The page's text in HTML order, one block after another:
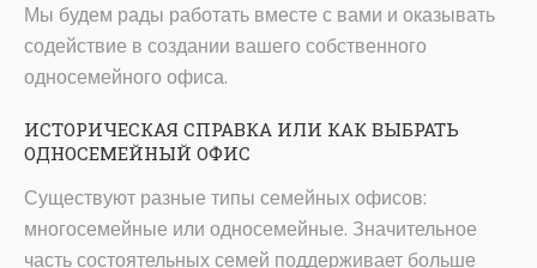
Мы будем рады работать вместе с вами и оказывать
содействие в создании вашего собственного
односемейного офиса.
ИСТОРИЧЕСКАЯ СПРАВКА ИЛИ КАК ВЫБРАТЬ
ОДНОСЕМЕЙНЫЙ ОФИС
Существуют разные типы семейных офисов:
многосемейные или односемейные. Значительное
часть состоятельных семей поддерживает больше